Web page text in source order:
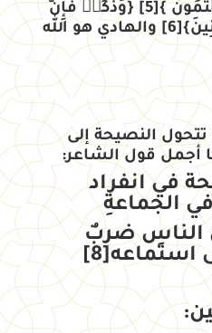
}
[5]
{وَذَكِّرۡ فَإِنَّ
}
[6]
والهادي هو الله
تتحول النصيحة إلى
أجمل قول الشاعر:
في انفراد
الجماعةِ
الناسِ ضربٌ
استماعه[8]